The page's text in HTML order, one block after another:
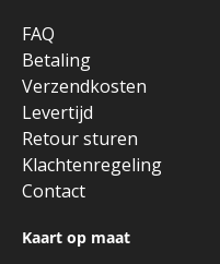
FAQ
Betaling
Verzendkosten
Levertijd
Retour sturen
Klachtenregeling
Contact
Kaart op maat